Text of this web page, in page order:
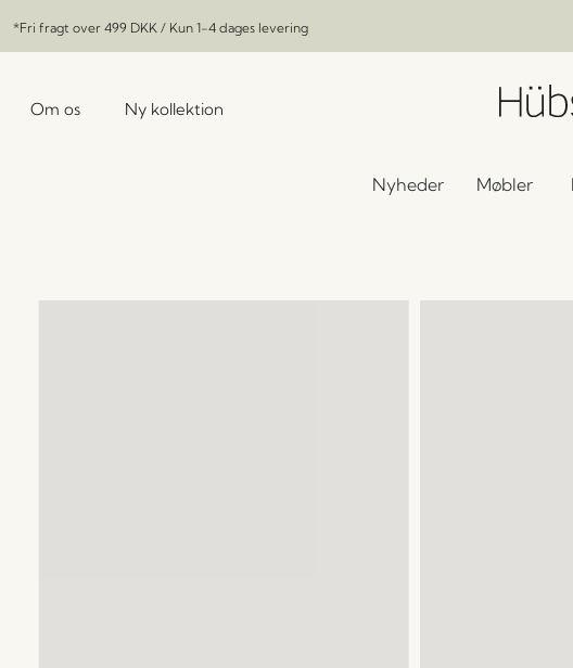
*Fri fragt over 499 DKK / Kun 1-4 dages levering
Om os Ny kollektion
Nyheder Møbler